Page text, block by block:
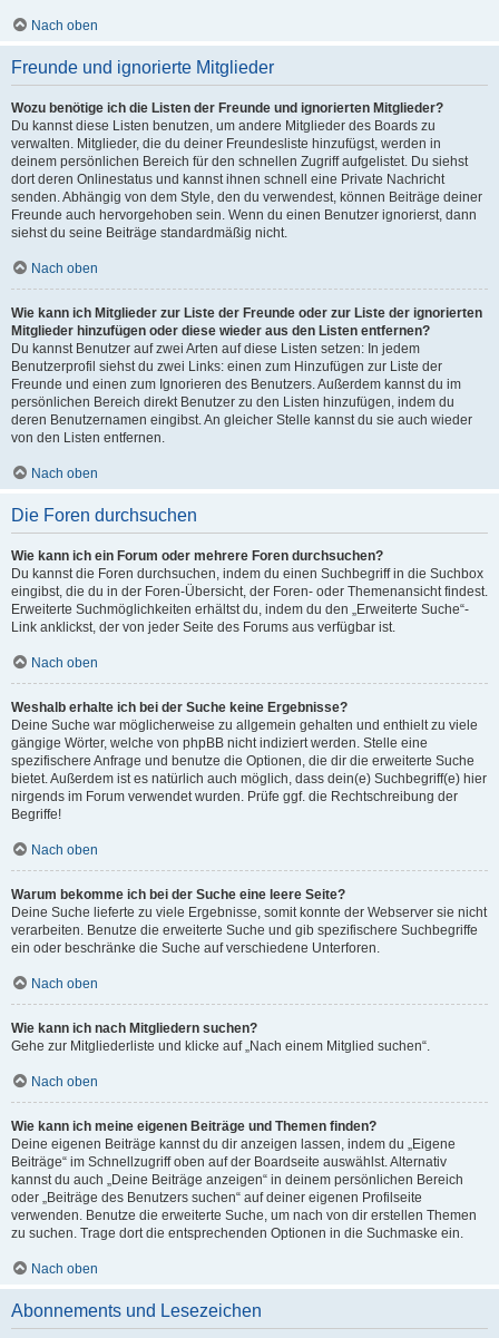
Nach oben
Freunde und ignorierte Mitglieder
Wozu benötige ich die Listen der Freunde und ignorierten Mitglieder?
Du kannst diese Listen benutzen, um andere Mitglieder des Boards zu
verwalten. Mitglieder, die du deiner Freundesliste hinzufügst, werden in
deinem persönlichen Bereich für den schnellen Zugriff aufgelistet. Du siehst
dort deren Onlinestatus und kannst ihnen schnell eine Private Nachricht
senden. Abhängig von dem Style, den du verwendest, können Beiträge deiner
Freunde auch hervorgehoben sein. Wenn du einen Benutzer ignorierst, dann
siehst du seine Beiträge standardmäßig nicht.
Nach oben
Wie kann ich Mitglieder zur Liste der Freunde oder zur Liste der ignorierten
Mitglieder hinzufügen oder diese wieder aus den Listen entfernen?
Du kannst Benutzer auf zwei Arten auf diese Listen setzen: In jedem
Benutzerprofil siehst du zwei Links: einen zum Hinzufügen zur Liste der
Freunde und einen zum Ignorieren des Benutzers. Außerdem kannst du im
persönlichen Bereich direkt Benutzer zu den Listen hinzufügen, indem du
deren Benutzernamen eingibst. An gleicher Stelle kannst du sie auch wieder
von den Listen entfernen.
Nach oben
Die Foren durchsuchen
Wie kann ich ein Forum oder mehrere Foren durchsuchen?
Du kannst die Foren durchsuchen, indem du einen Suchbegriff in die Suchbox
eingibst, die du in der Foren-Übersicht, der Foren- oder Themenansicht findest.
Erweiterte Suchmöglichkeiten erhältst du, indem du den „Erweiterte Suche“-
Link anklickst, der von jeder Seite des Forums aus verfügbar ist.
Nach oben
Weshalb erhalte ich bei der Suche keine Ergebnisse?
Deine Suche war möglicherweise zu allgemein gehalten und enthielt zu viele
gängige Wörter, welche von phpBB nicht indiziert werden. Stelle eine
spezifischere Anfrage und benutze die Optionen, die dir die erweiterte Suche
bietet. Außerdem ist es natürlich auch möglich, dass dein(e) Suchbegriff(e) hier
nirgends im Forum verwendet wurden. Prüfe ggf. die Rechtschreibung der
Begriffe!
Nach oben
Warum bekomme ich bei der Suche eine leere Seite?
Deine Suche lieferte zu viele Ergebnisse, somit konnte der Webserver sie nicht
verarbeiten. Benutze die erweiterte Suche und gib spezifischere Suchbegriffe
ein oder beschränke die Suche auf verschiedene Unterforen.
Nach oben
Wie kann ich nach Mitgliedern suchen?
Gehe zur Mitgliederliste und klicke auf „Nach einem Mitglied suchen“.
Nach oben
Wie kann ich meine eigenen Beiträge und Themen finden?
Deine eigenen Beiträge kannst du dir anzeigen lassen, indem du „Eigene
Beiträge“ im Schnellzugriff oben auf der Boardseite auswählst. Alternativ
kannst du auch „Deine Beiträge anzeigen“ in deinem persönlichen Bereich
oder „Beiträge des Benutzers suchen“ auf deiner eigenen Profilseite
verwenden. Benutze die erweiterte Suche, um nach von dir erstellen Themen
zu suchen. Trage dort die entsprechenden Optionen in die Suchmaske ein.
Nach oben
Abonnements und Lesezeichen